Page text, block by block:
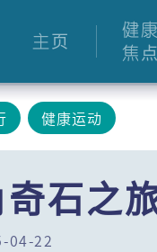
主页
健康
焦点
健康运动
石之
04-22